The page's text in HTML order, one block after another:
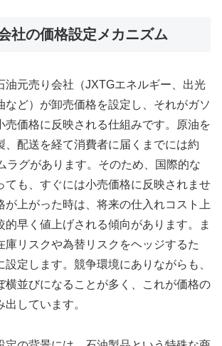
社の価格設定メカニズム
油元売り会社（JXTGエネルギー、出光
など）が卸売価格を設定し、それがガソ
売価格に反映される仕組みです。原油を
、配送を経て消費者に届くまでには約
ラグがあります。そのため、国際的な
ても、すぐには小売価格に反映されませ
が上がった時は、将来の仕入れコスト上
的早く値上げされる傾向があります。ま
庫リスクや為替リスクをヘッジするた
定します。競争環境にありながらも、
横並びになることが多く、これが価格の
しています。